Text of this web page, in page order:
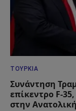
ΤΟΥΡΚΊΑ
Συνάντηση
επίκεντρο F-
στην